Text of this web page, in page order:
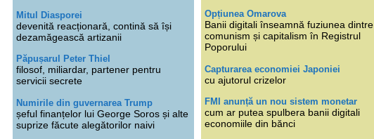
Mitul Diasporei
devenită reacționară, contină să își
dezamăgească artizanii
Păpușarul Peter Thiel
filosof, miliardar, partener pentru
servicii secrete
Numirile din guvernarea Trump
șeful finanțelor lui George Soros și alte
suprize făcute alegătorilor naivi
Opțiunea Omarova
Banii digitali înseamnă fuziunea dintre
comunism și capitalism în Registrul
Poporului
Capturarea economiei Japoniei
cu ajutorul crizelor
FMI anunță un nou sistem monetar
cum ar putea spulbera banii digitali
economiile din bănci